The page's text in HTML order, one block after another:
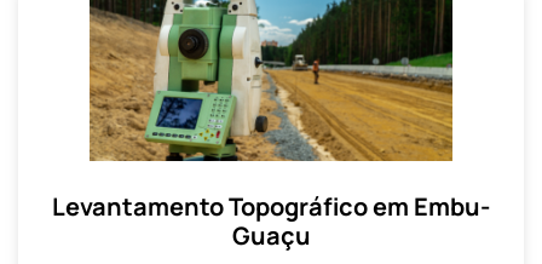
Levantamento Topográfico em Embu-
Guaçu